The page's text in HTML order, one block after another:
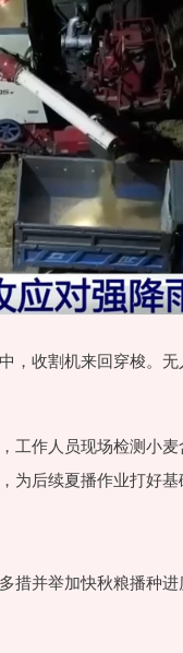
，收割机来回穿梭。
工作人员现场检测小
后续夏播作业打好基
措并举加快秋粮播种